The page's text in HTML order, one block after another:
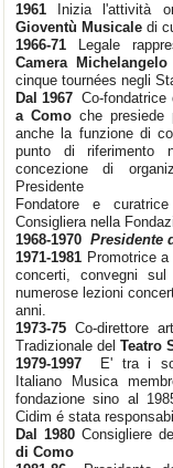
1961 Inizia l'attività
Gioventù Musicale di
1966-71 Legale
Camera
cinque tournées negli
Dal 1967 Co-
a Comoche presiede
anche la funzione di
punto di riferimento
concezione di
Presidente
Fondatore e
Consigliera nella
1968-1970 Presidente
1971-1981 Promotrice
concerti, convegni
numerose lezioni
anni.
1973-75 Co-direttore
Tradizionale del Teatro
1979-1997
E' tra i
Italiano Musica
fondazione sino al
Cidim é stata
Dal 1980Consigliere
di Como